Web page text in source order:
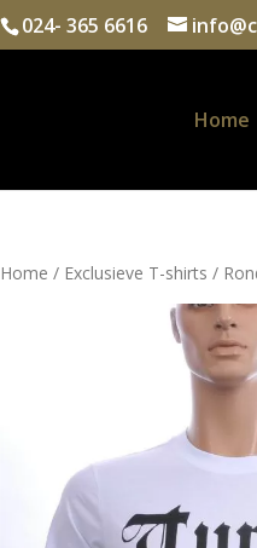
024- 365 6616
Home
Home / Exclusieve T-shirts /